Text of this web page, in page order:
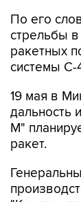
По его
стрельбы
ракетных
системы С-
19 мая в
дальность
М"
ракет.